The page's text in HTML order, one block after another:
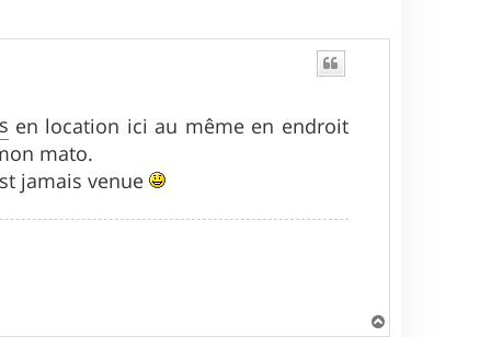
en location ici au même en endroit
mato.
jamais venue